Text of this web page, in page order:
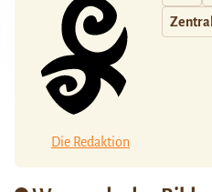
Die Redaktion